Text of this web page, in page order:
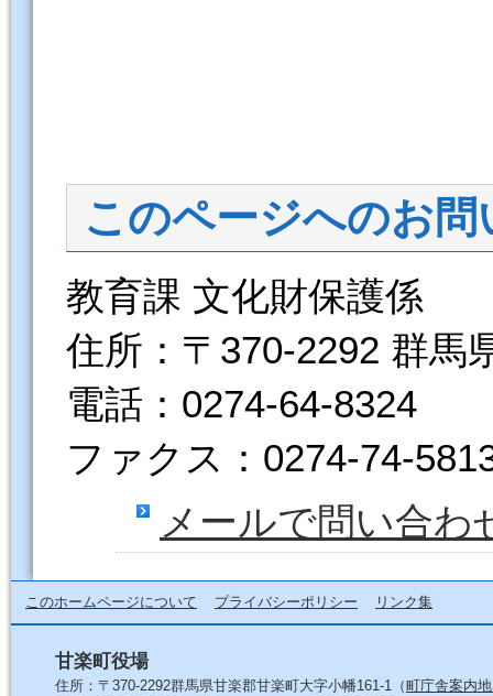
このページへのお問
教育課 文化財保護係
住所：〒370-2292 群馬
電話：0274-64-8324
ファクス：0274-74-
メールで問い合わ
このホームページについて プライバシーポリシー リンク集
甘楽町役場
住所：〒370-2292群馬県甘楽郡甘楽町大字小幡161-1（町庁舎案内